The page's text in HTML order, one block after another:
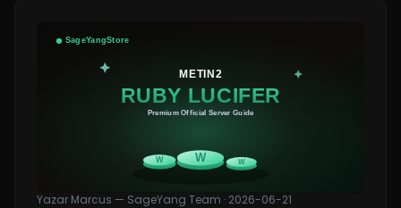
Yazar Marcus — SageYang Team · 2026-06-21